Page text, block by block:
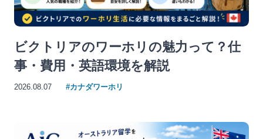
ビクトリアのワーホリの魅力って？仕
事・費用・英語環境を解説
2026.08.07 #カナダワーホリ